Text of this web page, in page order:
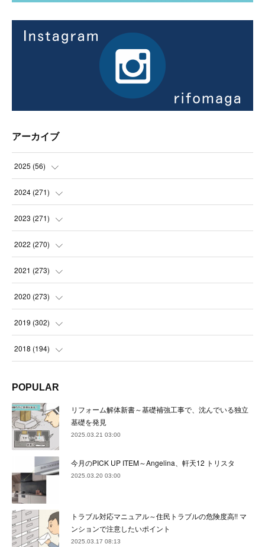
アーカイブ
2025 (56)
(14
(21
(21
2024 (271)
(21
(22
(23
(22
(24)
22)
(22)
(22)
(25
2023 (271)
(22
(23
(23
(21
(23 )
(24
(21
(24)
(21
( 23)
2022 (270)
(23
(23
(22
(23
(22 )
(23
(23
(22)
(24
( 21)
(20)
2021 (273)
(24
(23
(22
(23)
(23
(22)
(23
( 24)
(21)
2020 (273)
(24
(22
(22)
(24
(24)
(23
( 21)
2019 (302)
(23
(22)
(21)
(27)
(22
33)
2018 (194)
(17)
(32)
(36)
(30
34)
POPULAR
リフォーム解体新書～基礎補強工事で、沈んでいる独立
基礎を発見
2025.03.21 03:00
今月のPICK UP ITEM～Angelina、軒天12 トリスタ
2025.03.20 03:00
トラブル対応マニュアル～住民トラブルの危険度高!! マ
ンションで注意したいポイント
2025.03.17 08:13